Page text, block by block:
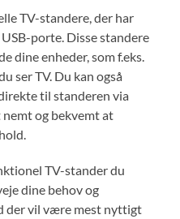
TV-standere, der har
porte. Disse standere
dine enheder, som f.eks.
ser TV. Du kan også
til standeren via
og bekvemt at
TV-stander du
dine behov og
der vil være mest nyttigt